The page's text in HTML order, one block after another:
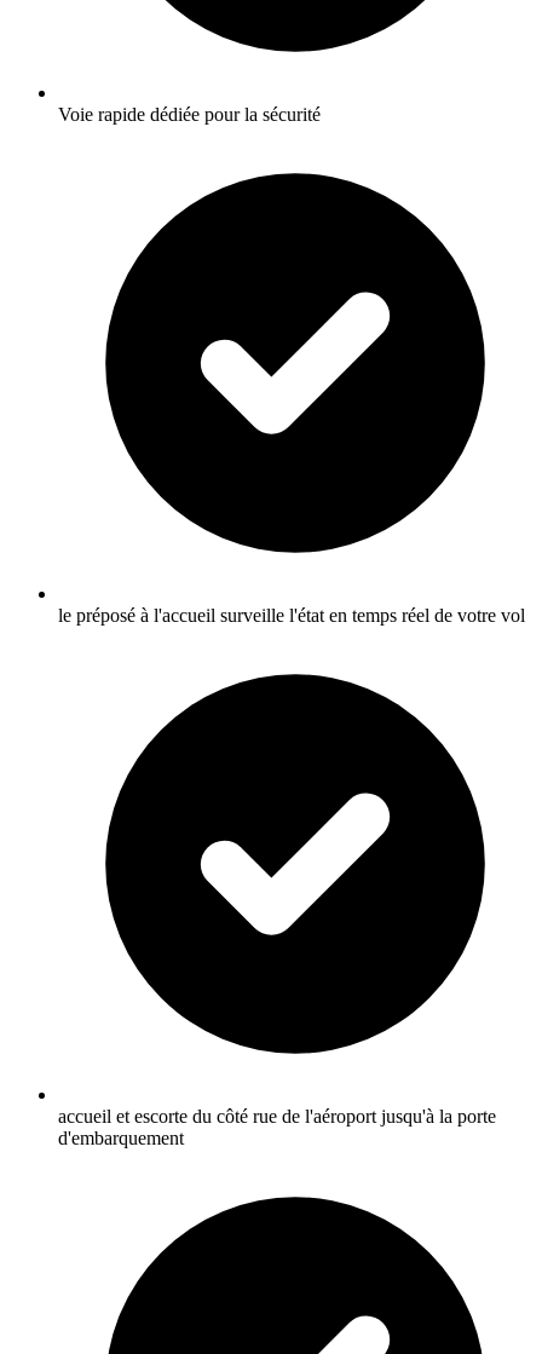
Voie rapide dédiée pour la sécurité
le préposé à l'accueil surveille l'état en temps réel de votre vol
accueil et escorte du côté rue de l'aéroport jusqu'à la porte
d'embarquement